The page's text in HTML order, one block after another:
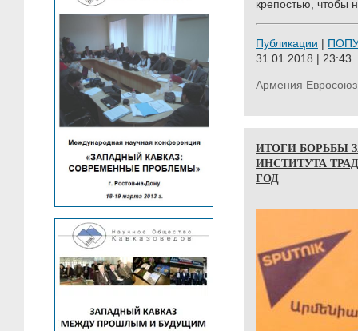
крепостью, чтобы
Публикации |
31.01.2018 | 23:43
Армения Евросоюз
ИТОГИ БОРЬБЫ
ИНСТИТУТА
ГОД